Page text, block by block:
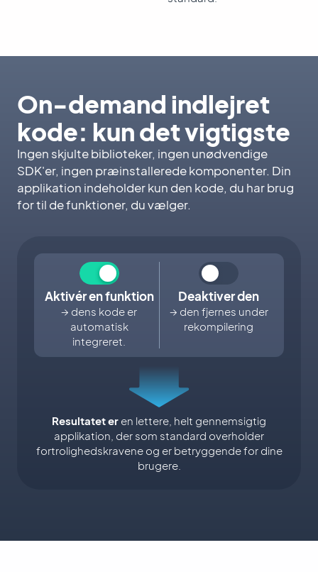
On-demand indlejret
kode: kun det vigtigste
Ingen skjulte biblioteker, ingen unødvendige
SDK'er, ingen præinstallerede komponenter. Din
applikation indeholder kun den kode, du har brug
for til de funktioner, du vælger.
Aktivér en funktion
→ dens kode er
automatisk
integreret.
Deaktiver den
→ den fjernes under
rekompilering
Resultatet er en lettere, helt gennemsigtig
applikation, der som standard overholder
fortrolighedskravene og er betryggende for dine
brugere.